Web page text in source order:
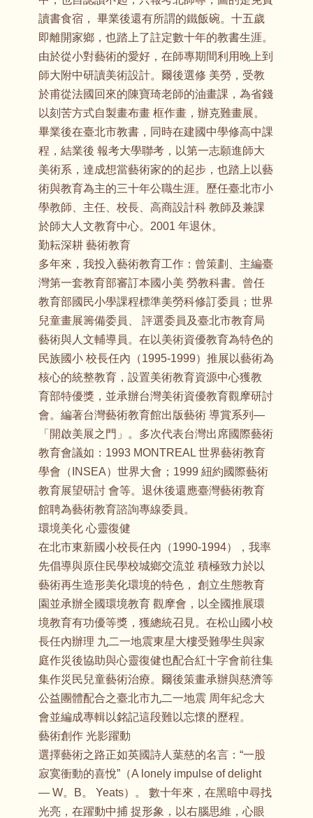
讀書食宿， 畢業後還有所謂的鐵飯碗。十五歲
即離開家鄉，也踏上了註定數十年的教書生涯。
由於從小對藝術的愛好，在師專期間利用晚上到
師大附中研讀美術設計。爾後選修 美勞，受教
於甫從法國回來的陳寶琦老師的油畫課，為省錢
以刻苦方式自製畫布畫 框作畫，辦克難畫展。
畢業後在臺北市教書，同時在建國中學修高中課
程，結業後 報考大學聯考，以第一志願進師大
美術系，達成想當藝術家的的起步，也踏上以藝
術與教育為主的三十年公職生涯。歷任臺北市小
學教師、主任、校長、高商設計科 教師及兼課
於師大人文教育中心。2001 年退休。
勤耘深耕 藝術教育
多年來，我投入藝術教育工作：曾策劃、主編臺
灣第一套教育部審訂本國小美 勞教科書。曾任
教育部國民小學課程標準美勞科修訂委員；世界
兒童畫展籌備委員、 評選委員及臺北市教育局
藝術與人文輔導員。在以美術資優教育為特色的
民族國小 校長任內（1995-1999）推展以藝術為
核心的統整教育，設置美術教育資源中心獲教
育部特優獎，並承辦台灣美術資優教育觀摩研討
會。編著台灣藝術教育館出版藝術 導賞系列—
「開啟美展之門」。多次代表台灣出席國際藝術
教育會議如：1993 MONTREAL 世界藝術教育
學會（INSEA）世界大會；1999 紐約國際藝術
教育展望研討 會等。退休後還應臺灣藝術教育
館聘為藝術教育諮詢專線委員。
環境美化 心靈復健
在北市東新國小校長任內（1990-1994），我率
先倡導與原住民學校城鄉交流並 積極致力於以
藝術再生造形美化環境的特色， 創立生態教育
園並承辦全國環境教育 觀摩會，以全國推展環
境教育有功優等獎，獲總統召見。在松山國小校
長任內辦理 九二一地震東星大樓受難學生與家
庭作災後協助與心靈復健也配合紅十字會前往集
集作災民兒童藝術治療。爾後策畫承辦與慈濟等
公益團體配合之臺北市九二一地震 周年紀念大
會並編成專輯以銘記這段難以忘懷的歷程。
藝術創作 光影躍動
選擇藝術之路正如英國詩人葉慈的名言：“一股
寂寞衝動的喜悅”（A lonely impulse of delight
— W。B。 Yeats）。 數十年來，在黑暗中尋找
光亮，在躍動中捕 捉形象，以右腦思維，心眼